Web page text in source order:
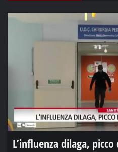
L’influenza dilaga,